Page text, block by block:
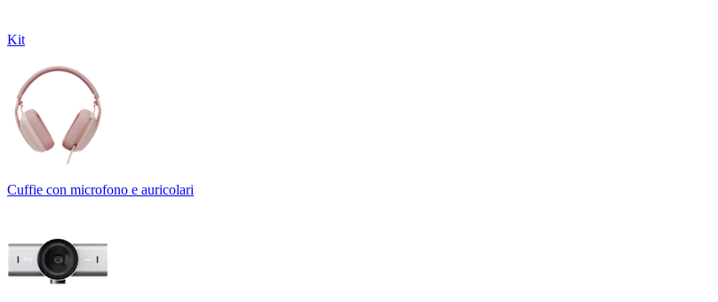
Kit
Cuffie con microfono e auricolari